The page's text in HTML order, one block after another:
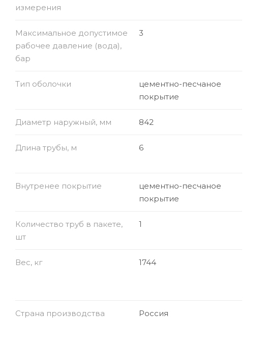
измерения
Максимальное допустимое
рабочее давление (вода),
бар
3
Тип оболочки
цементно-песчаное
покрытие
Диаметр наружный, мм 842
Длина трубы, м 6
Внутренее покрытие
цементно-песчаное
покрытие
Количество труб в пакете,
шт
1
Вес, кг 1744
Страна производства Россия